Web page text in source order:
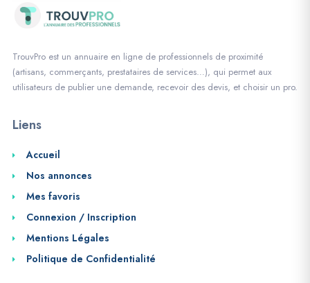
TrouvPro est un annuaire en ligne de professionnels de proximité
(artisans, commerçants, prestataires de services…), qui permet aux
utilisateurs de publier une demande, recevoir des devis, et choisir un pro.
Liens
Accueil
Nos annonces
Mes favoris
Connexion / Inscription
Mentions Légales
Politique de Confidentialité